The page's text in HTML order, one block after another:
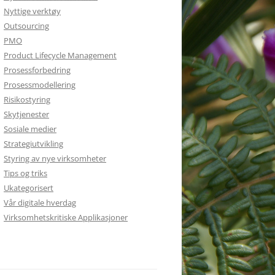
Nyttige verktøy
Outsourcing
PMO
Product Lifecycle Management
Prosessforbedring
Prosessmodellering
Risikostyring
Skytjenester
Sosiale medier
Strategiutvikling
Styring av nye virksomheter
Tips og triks
Ukategorisert
Vår digitale hverdag
Virksomhetskritiske Applikasjoner